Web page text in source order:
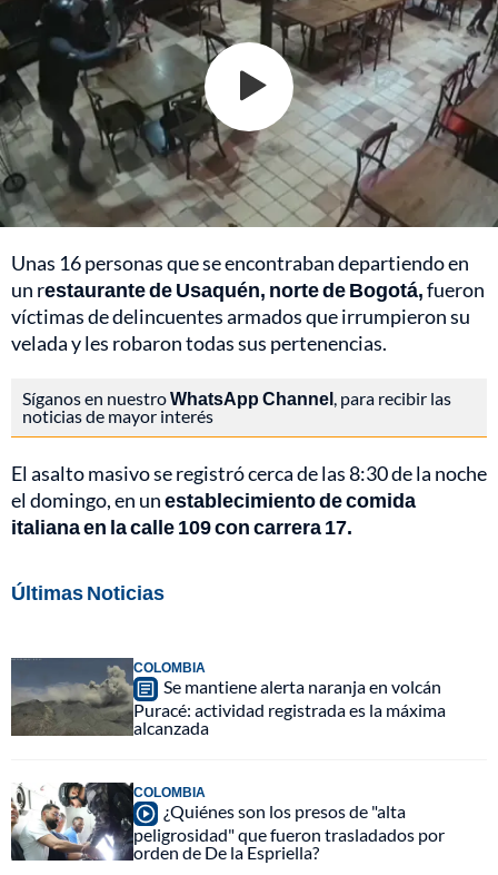
Unas 16 personas que se encontraban departiendo en
un restaurante de Usaquén, norte de Bogotá,fueron
víctimas de delincuentes armados que irrumpieron su
velada y les robaron todas sus pertenencias.
Síganos en nuestroWhatsApp Channel , para recibir las
noticias de mayor interés
El asalto masivo se registró cerca de las 8:30 de la noche
el domingo, en unestablecimiento de comida
italiana en la calle 109 con carrera 17.
Últimas Noticias
COLOMBIA
Se mantiene alerta naranja en volcán
Puracé: actividad registrada es la máxima
alcanzada
COLOMBIA
¿Quiénes son los presos de "alta
peligrosidad" que fueron trasladados por
orden de De la Espriella?